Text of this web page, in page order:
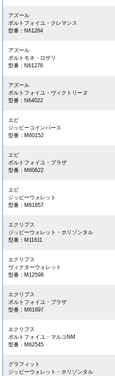
アズール
ポルトフォイユ・クレマンス
型番：N61264
アズール
ポルトモネ・ロザリ
型番：N61276
アズール
ポルトフォイユ・ヴィクトリーヌ
型番：N64022
エピ
ジッピーコインパース
型番：M60152
エピ
ポルトフォイユ・ブラザ
型番：M60622
エピ
ジッピーウォレット
型番：M61857
エクリプス
ジッピーウォレット・ホリゾンタル
型番：M11611
エクリプス
ヴィクターウォレット
型番：M12598
エクリプス
ポルトフォイユ・ブラザ
型番：M61697
エクリプス
ポルトフォイユ・マルコNM
型番：M62545
グラフィット
ジッピーウォレット・ホリゾンタル